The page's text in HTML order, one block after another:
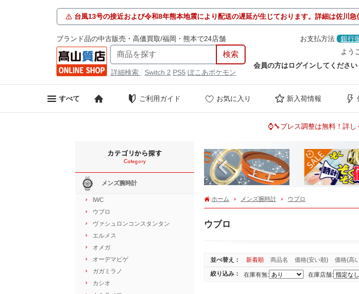
台風13号の接近および令和8年熊本地震により配送の遅延が生じております。詳細は佐川急
ブランド品の中古販売・高価買取/福岡・熊本で24店舗 お支払方法 銀行
詳細検索 Switch 2 PS5 ぽこあポケモン
よう
会員の方はログインしてください
すべて ご利用ガイド お気に入り 新入荷情報
⌚🔧ブレス調整は無料！詳し
Previous
ホーム メンズ腕時計 ウブロ
ウブロ
並べ替え： 新着順 商品名 価格(安い順)
価格(高
絞り込み：
在庫有無: 在庫店舗:
メンズ腕時計
IWC
ウブロ
ヴァシュロンコンスタンタン
エルメス
オメガ
オーデマピゲ
ガガミラノ
カシオ